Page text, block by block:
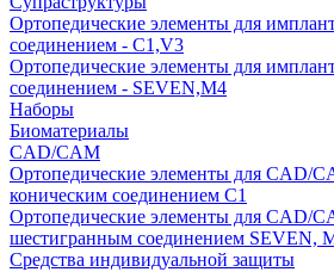
Ортопедические элементы для
соединением - C1,V3
Ортопедические элементы для
соединением - SEVEN,M4
Наборы
Биоматериалы
CAD/CAM
Ортопедические элементы для CAD/
коническим соединением С1
Ортопедические элементы для CAD/
шестигранным соединением SEVEN,
Средства индивидуальной защиты